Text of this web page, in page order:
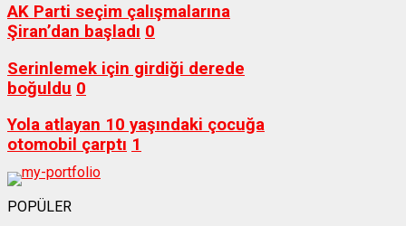
AK Parti seçim çalışmalarına
Şiran’dan başladı 0
Serinlemek için girdiği derede
boğuldu 0
Yola atlayan 10 yaşındaki çocuğa
otomobil çarptı 1
POPÜLER